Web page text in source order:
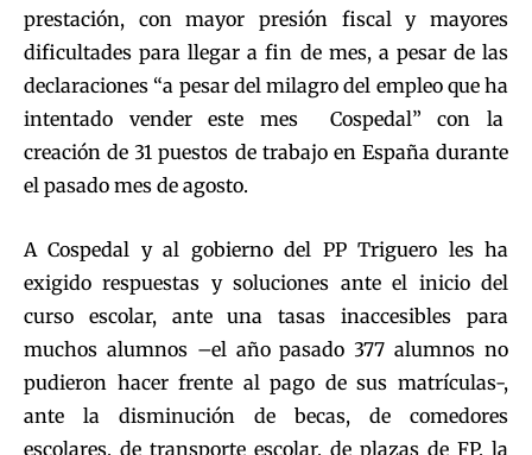
prestación, con mayor presión fiscal y mayores
dificultades para llegar a fin de mes, a pesar de las
declaraciones “a pesar del milagro del empleo que ha
intentado vender este mes Cospedal” con la
creación de 31 puestos de trabajo en España durante
el pasado mes de agosto.
A Cospedal y al gobierno del PP Triguero les ha
exigido respuestas y soluciones ante el inicio del
curso escolar, ante una tasas inaccesibles para
muchos alumnos –el año pasado 377 alumnos no
pudieron hacer frente al pago de sus matrículas-,
ante la disminución de becas, de comedores
escolares, de transporte escolar, de plazas de FP, la